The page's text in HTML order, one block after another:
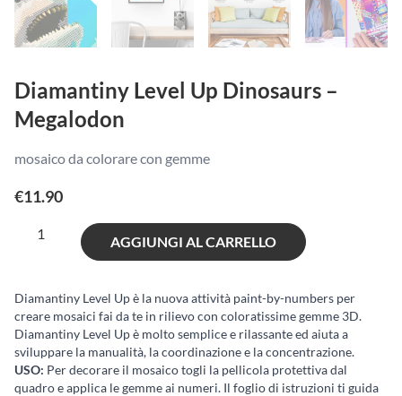
Diamantiny Level Up Dinosaurs –
Megalodon
mosaico da colorare con gemme
€11.90
Diamantiny
Dinosaurs
-
Megalodon
quantità
AGGIUNGI AL CARRELLO
Diamantiny Level Up è la nuova attività paint-by-numbers per
creare mosaici fai da te in rilievo con coloratissime gemme 3D.
Diamantiny Level Up è molto semplice e rilassante ed aiuta a
sviluppare la manualità, la coordinazione e la concentrazione.
USO: Per decorare il mosaico togli la pellicola protettiva dal
quadro e applica le gemme ai numeri. Il foglio di istruzioni ti guida